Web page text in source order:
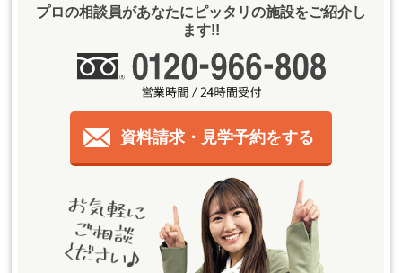
プロの相談員があなたにピッタリの施設をご紹介し
ます!!
資料請求・見学予約をする